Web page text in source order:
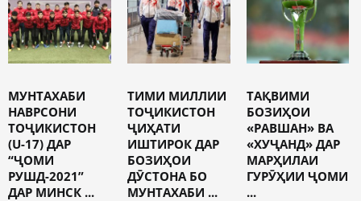
МУНТАХАБИ
НАВРСОНИ
ТОҶИКИСТОН
(U-17) ДАР
“ҶОМИ
РУШД-2021”
ДАР МИНСК ...
ТИМИ МИЛЛИИ
ТОҶИКИСТОН
ҶИҲАТИ
ИШТИРОК ДАР
БОЗИҲОИ
ДӮСТОНА БО
МУНТАХАБИ ...
ТАҚВИМИ
БОЗИҲОИ
«РАВШАН» ВА
«ХУҶАНД» ДАР
МАРҲИЛАИ
ГУРӮҲИИ ҶОМИ
...